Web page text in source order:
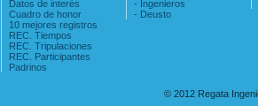
Datos de interés
Cuadro de honor
10 mejores registros
REC. Tiempos
REC. Tripulaciones
REC. Participantes
Padrinos
- Ingenieros
- Deusto
© 2012 Regata